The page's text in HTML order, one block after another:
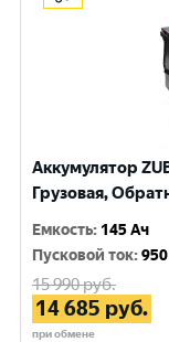
Аккумулятор
Грузовая,
Емкость: 145 Ач
Пусковой ток:
15 990руб.
14 685 руб.
при обмене